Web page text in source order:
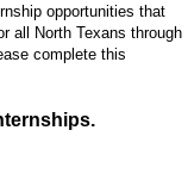
opportunities that
all North Texans through
complete this